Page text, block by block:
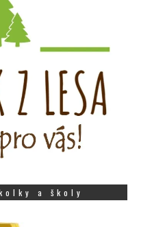
a školy